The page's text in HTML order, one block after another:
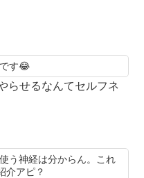
す😂
らせるなんてセルフネ
う神経は分からん。これ
介アピ？